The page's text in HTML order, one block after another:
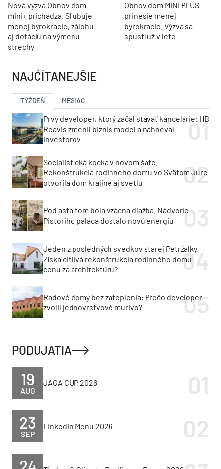
Nová výzva Obnov dom
mini+ prichádza. Sľubuje
menej byrokracie, zálohu
aj dotáciu na výmenu
strechy
Obnov dom MINI PLUS
prinesie menej
byrokracie. Výzva sa
spustí už v lete
NAJČÍTANEJŠIE
TÝŽDEŇ MESIAC
Prvý developer, ktorý začal stavať kancelárie: HB
Reavis zmenil biznis model a nahneval
investorov
Socialistická kocka v novom šate.
Rekonštrukcia rodinného domu vo Svätom Jure
otvorila dom krajine aj svetlu
Pod asfaltom bola vzácna dlažba. Nádvorie
Pistoriho paláca dostalo novú energiu
Jeden z posledných svedkov starej Petržalky.
Získa citlivá rekonštrukcia rodinného domu
cenu za architektúru?
Radové domy bez zateplenia: Prečo developer
zvolil jednovrstvové murivo?
PODUJATIA
AUG
19 JAGA CUP 2026
SEP
23 LinkedIn Menu 2026